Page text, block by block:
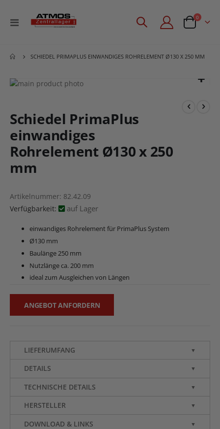
Navigation
0 Artikel
SCHIEDEL PRIMAPLUS EINWANDIGES ROHRELEMENT Ø130 X 250 MM
Zum
Bildgalerie
springen
der
Bildgalerie
springen
Schiedel PrimaPlus
einwandiges
Rohrelement Ø130 x 250
mm
Artikelnummer 82.42.09
Verfügbarkeit:
auf Lager
einwandiges Rohrelement für PrimaPlus System
Ø130 mm
Baulänge 250 mm
Nutzlänge ca. 200 mm
ideal zum Ausgleichen von Längen
ANGEBOT ANFORDERN
LIEFERUMFANG ▼
DETAILS ▼
TECHNISCHE DETAILS ▼
HERSTELLER ▼
DOWNLOAD & LINKS ▼